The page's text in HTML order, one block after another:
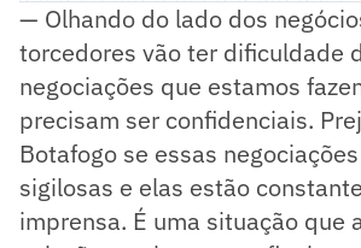
— Olhando do lado dos
torcedores vão ter dificuldade
negociações que estamos
precisam ser confidenciais.
Botafogo se essas
sigilosas e elas estão
imprensa. É uma situação que